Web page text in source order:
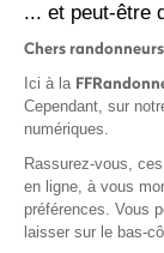
... et peut-être
Chers
Ici à la
Cependant, sur
numériques.
Rassurez-vous,
en ligne, à vous
préférences. Vous
laisser sur le bas-